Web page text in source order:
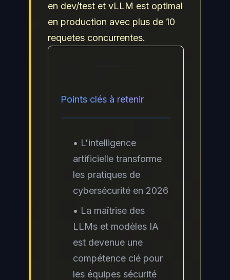
en dev/test et vLLM est optimal
en production avec plus de 10
requetes concurrentes.
Points clés à retenir
• L'intelligence
artificielle transforme
les pratiques de
cybersécurité en 2026
• La maîtrise des
LLMs et modèles IA
est devenue une
compétence clé pour
les équipes sécurité